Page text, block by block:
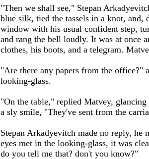
"Then we shall see," Stepan
blue silk, tied the tassels in a knot, and,
window with his usual confident step,
and rang the bell loudly. It was at once
clothes, his boots, and a telegram.
"Are there any papers from the office?"
looking-glass.
"On the table," replied Matvey,
a sly smile, "They've sent from the
Stepan Arkadyevitch made no reply,
eyes met in the looking-glass, it was
do you tell me that? don't you know?"